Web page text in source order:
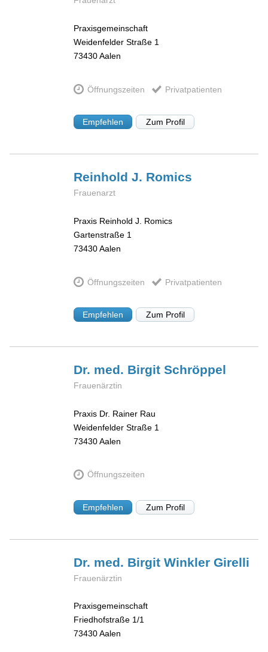
Praxisgemeinschaft
Weidenfelder Straße 1
73430Aalen
Öffnungszeiten Privatpatienten
Empfehlen Zum Profil
Reinhold J. Romics
Frauenarzt
Praxis Reinhold J. Romics
Gartenstraße 1
73430Aalen
Öffnungszeiten Privatpatienten
Empfehlen Zum Profil
Dr. med. BirgitSchröppel
Frauenärztin
Praxis Dr. Rainer Rau
Weidenfelder Straße 1
73430Aalen
Öffnungszeiten
Empfehlen Zum Profil
Dr. med. BirgitWinkler Girelli
Frauenärztin
Praxisgemeinschaft
Friedhofstraße 1/1
73430Aalen